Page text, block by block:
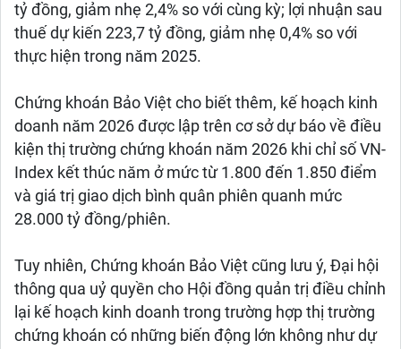
tỷ đồng, giảm nhẹ 2,4% so với cùng kỳ; lợi nhuận sau
thuế dự kiến 223,7 tỷ đồng, giảm nhẹ 0,4% so với
thực hiện trong năm 2025.
Chứng khoán Bảo Việt cho biết thêm, kế hoạch kinh
doanh năm 2026 được lập trên cơ sở dự báo về điều
kiện thị trường chứng khoán năm 2026 khi chỉ số VN-
Index kết thúc năm ở mức từ 1.800 đến 1.850 điểm
và giá trị giao dịch bình quân phiên quanh mức
28.000 tỷ đồng/phiên.
Tuy nhiên, Chứng khoán Bảo Việt cũng lưu ý, Đại hội
thông qua uỷ quyền cho Hội đồng quản trị điều chỉnh
lại kế hoạch kinh doanh trong trường hợp thị trường
chứng khoán có những biến động lớn không như dự